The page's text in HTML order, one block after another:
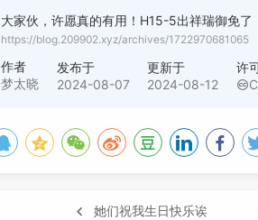
大家伙，许愿真的有用！H15-5出祥瑞御免了
https://blog.209902.xyz/archives/1722970681065
作者
梦太晓
发布于
2024-08-07
更新于
2024-08-12
许
她们祝我生日快乐诶